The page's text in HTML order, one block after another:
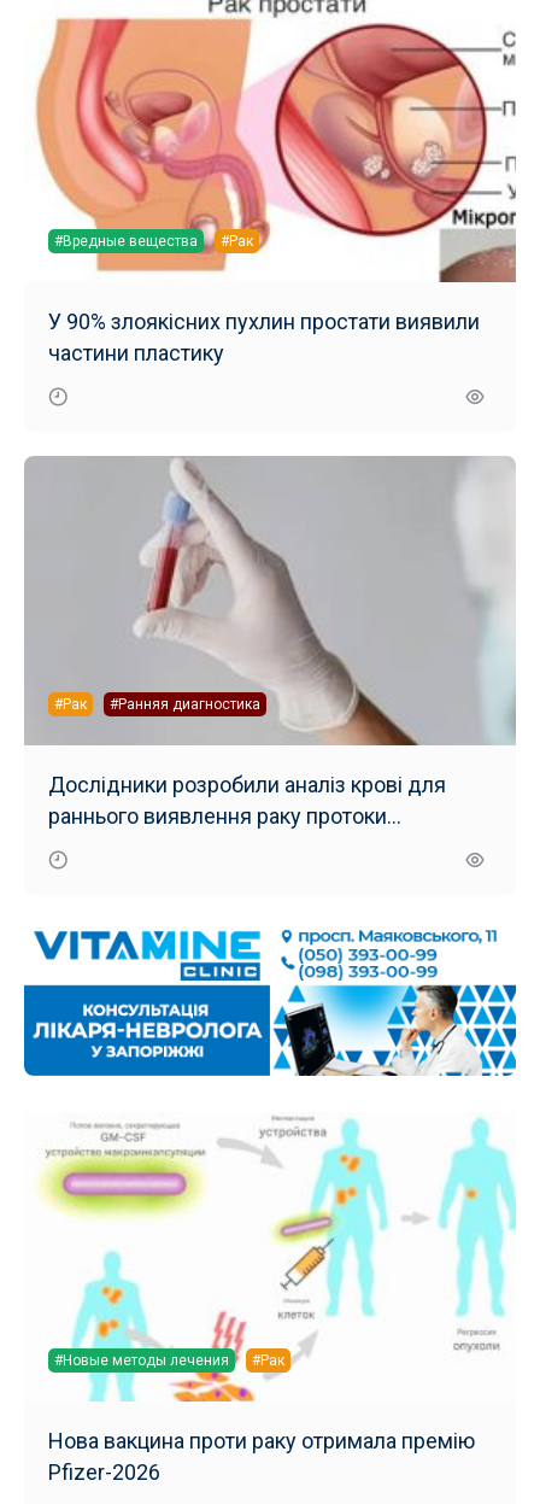
#Вредные вещества #Рак
У 90% злоякісних пухлин простати виявили
частини пластику
#Рак #Ранняя диагностика
Дослідники розробили аналіз крові для
раннього виявлення раку протоки
підшлункової залози
#Новые методы лечения #Рак
Нова вакцина проти раку отримала премію
Pfizer-2026